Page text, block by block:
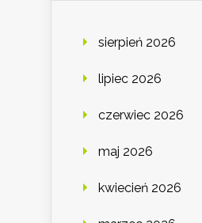
sierpień 2026
lipiec 2026
czerwiec 2026
maj 2026
kwiecień 2026